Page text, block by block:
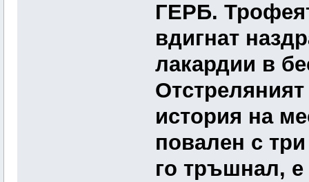
ГЕРБ.
вдигнат
лакардии в
история на
повален с
го тръшнал,